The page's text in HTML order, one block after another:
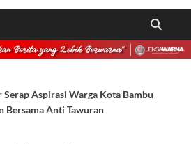
Serap Aspirasi Warga Kota Bambu
Bersama Anti Tawuran